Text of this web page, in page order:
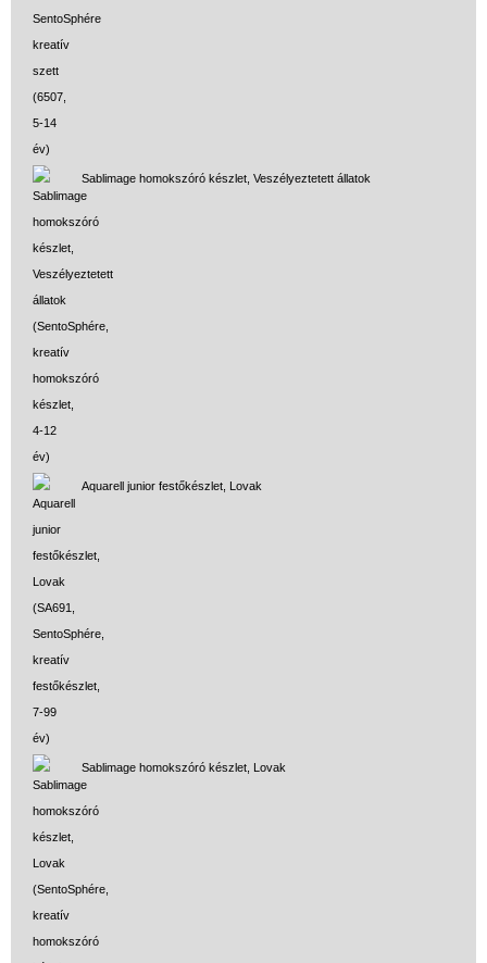
Sablimage homokszóró készlet, Veszélyeztetett állatok
Aquarell junior festőkészlet, Lovak
Sablimage homokszóró készlet, Lovak